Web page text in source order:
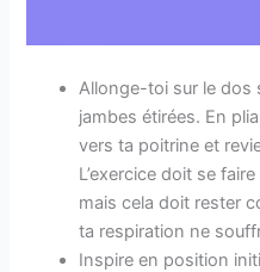
Allonge-toi sur le dos
jambes étirées. En
vers ta poitrine et
L’exercice doit se
mais cela doit rester
ta respiration ne
Inspire en position